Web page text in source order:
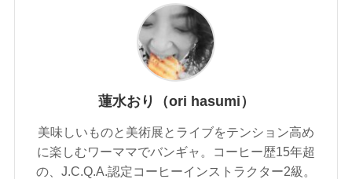
蓮水おり（ori hasumi）
美味しいものと美術展とライブをテンション高め
に楽しむワーママでバンギャ。コーヒー歴15年超
の、J.C.Q.A.認定コーヒーインストラクター2級。